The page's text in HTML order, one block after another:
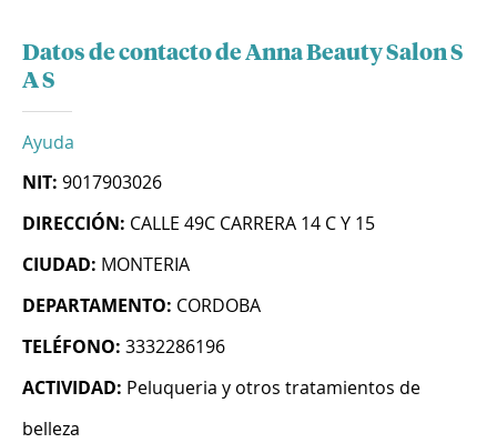
Datos de contacto de Anna Beauty Salon S
A S
Ayuda
NIT: 9017903026
DIRECCIÓN: CALLE 49C CARRERA 14 C Y 15
CIUDAD: MONTERIA
DEPARTAMENTO: CORDOBA
TELÉFONO: 3332286196
ACTIVIDAD: Peluqueria y otros tratamientos de
belleza